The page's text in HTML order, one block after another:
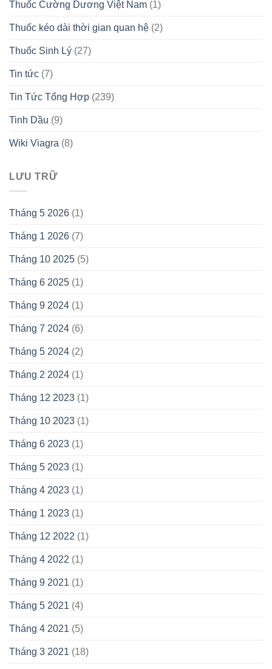
Thuốc Cường Dương Việt Nam (1)
Thuốc kéo dài thời gian quan hệ (2)
Thuốc Sinh Lý (27)
Tin tức (7)
Tin Tức Tổng Hợp (239)
Tinh Dầu (9)
Wiki Viagra (8)
LƯU TRỮ
Tháng 5 2026 (1)
Tháng 1 2026 (7)
Tháng 10 2025 (5)
Tháng 6 2025 (1)
Tháng 9 2024 (1)
Tháng 7 2024 (6)
Tháng 5 2024 (2)
Tháng 2 2024 (1)
Tháng 12 2023 (1)
Tháng 10 2023 (1)
Tháng 6 2023 (1)
Tháng 5 2023 (1)
Tháng 4 2023 (1)
Tháng 1 2023 (1)
Tháng 12 2022 (1)
Tháng 4 2022 (1)
Tháng 9 2021 (1)
Tháng 5 2021 (4)
Tháng 4 2021 (5)
Tháng 3 2021 (18)